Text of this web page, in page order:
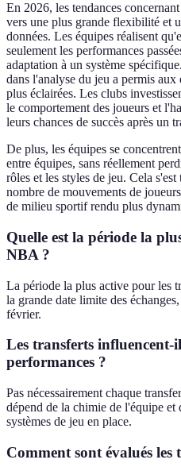
En 2026, les tendances
vers une plus grande flexibilité et
données. Les équipes réalisent
seulement les performances
adaptation à un système
dans l'analyse du jeu a permis
plus éclairées. Les clubs
le comportement des joueurs et
leurs chances de succès après un
De plus, les équipes se
entre équipes, sans réellement
rôles et les styles de jeu. Cela
nombre de mouvements de
de milieu sportif rendu plus
Quelle est la période la
NBA ?
La période la plus active pour les
la grande date limite des
février.
Les transferts influencent-
performances ?
Pas nécessairement chaque
dépend de la chimie de l'équipe
systèmes de jeu en place.
Comment sont évalués les